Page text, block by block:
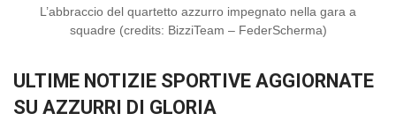
L’abbraccio del quartetto azzurro impegnato nella gara a
squadre (credits: BizziTeam – FederScherma)
ULTIME NOTIZIE SPORTIVE AGGIORNATE
SU AZZURRI DI GLORIA